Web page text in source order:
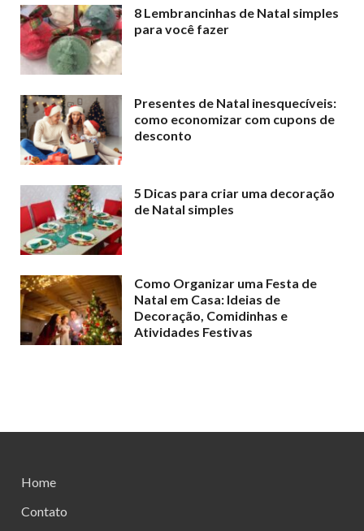
8 Lembrancinhas de Natal simples
para você fazer
Presentes de Natal inesquecíveis:
como economizar com cupons de
desconto
5 Dicas para criar uma decoração
de Natal simples
Como Organizar uma Festa de
Natal em Casa: Ideias de
Decoração, Comidinhas e
Atividades Festivas
Home
Contato